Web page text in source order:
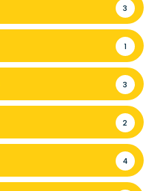
3
1
3
2
4